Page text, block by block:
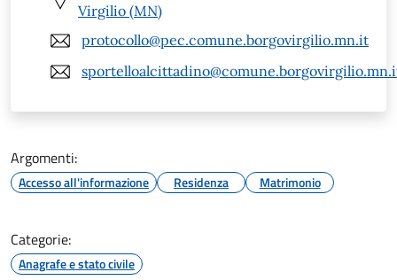
Virgilio (MN)
protocollo@pec.comune.borgovirgilio.mn.it
Argomenti:
Accesso all'informazione Residenza Matrimonio
Categorie:
Anagrafe e stato civile